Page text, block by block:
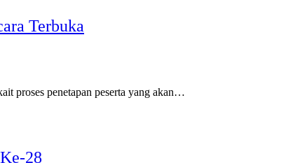
Terbuka
proses penetapan peserta yang akan…
28